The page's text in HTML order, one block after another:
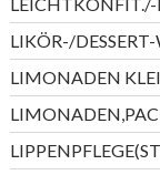
LIKÖR-/
LIMONADEN